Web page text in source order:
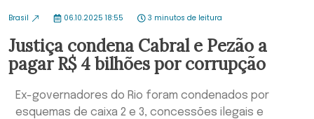
Brasil 06.10.2025 18:55 3 minutos de leitura
Justiça condena Cabral e Pezão a
pagar R$ 4 bilhões por corrupção
Ex-governadores do Rio foram condenados por
esquemas de caixa 2 e 3, concessões ilegais e